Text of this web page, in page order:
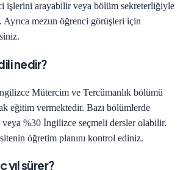
işlerini arayabilir veya bölüm sekreterliğiyle
mezun öğrenci görüşleri için
nedir?
Mütercim ve Tercümanlık bölümü
eğitim vermektedir. Bazı bölümlerde
veya %30 İngilizce seçmeli dersler olabilir.
öğretim planını kontrol ediniz.
yıl sürer?